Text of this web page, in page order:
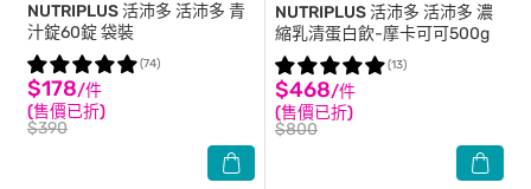
NUTRIPLUS 活沛多 活沛多 青
汁錠60錠 袋裝
$178/件
(售價已折)
$390
(74)
NUTRIPLUS 活沛多 活沛多 濃
縮乳清蛋白飲-摩卡可可500g
$468/件
(售價已折)
$800
(13)